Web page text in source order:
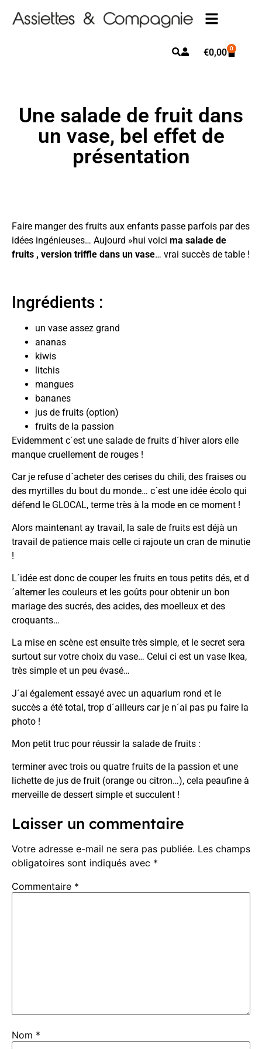
€0,00 0
Une salade de fruit dans
un vase, bel effet de
présentation
Faire manger des fruits aux enfants passe parfois par des
idées ingénieuses… Aujourd »hui voici ma salade de
fruits , version triffle dans un vase… vrai succès de table !
Ingrédients :
un vase assez grand
ananas
kiwis
litchis
mangues
bananes
jus de fruits (option)
fruits de la passion
Evidemment c´est une salade de fruits d´hiver alors elle
manque cruellement de rouges !
Car je refuse d´acheter des cerises du chili, des fraises ou
des myrtilles du bout du monde… c´est une idée écolo qui
défend le GLOCAL, terme très à la mode en ce moment !
Alors maintenant ay travail, la sale de fruits est déjà un
travail de patience mais celle ci rajoute un cran de minutie
!
L´idée est donc de couper les fruits en tous petits dés, et d
´alterner les couleurs et les goûts pour obtenir un bon
mariage des sucrés, des acides, des moelleux et des
croquants…
La mise en scène est ensuite très simple, et le secret sera
surtout sur votre choix du vase… Celui ci est un vase Ikea,
très simple et un peu évasé…
J´ai également essayé avec un aquarium rond et le
succès a été total, trop d´ailleurs car je n´ai pas pu faire la
photo !
Mon petit truc pour réussir la salade de fruits :
terminer avec trois ou quatre fruits de la passion et une
lichette de jus de fruit (orange ou citron…), cela peaufine à
merveille de dessert simple et succulent !
Laisser un commentaire
Votre adresse e-mail ne sera pas publiée. Les champs
obligatoires sont indiqués avec *
Commentaire *
Nom *